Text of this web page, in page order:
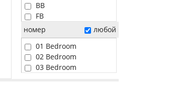
BB
FB
HB
номер
любой
01 Bedroom
02 Bedroom
03 Bedroom